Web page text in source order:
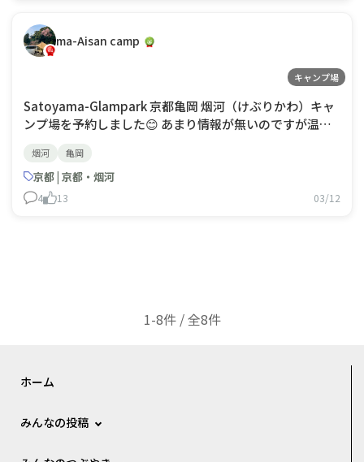
ma-Aisan camp
キャンプ場
Satoyama-Glampark 京都亀岡 烟河（けぶりかわ）キャ
ンプ場を予約しました😊 あまり情報が無いのですが温泉
です💖 とはいえ無料の足湯に炊事場もあって有料の電源
もあり、70㎡で2200円🥰 とてもマイナーらしく、楽天キ
ャンプでしか予約で
烟河 亀岡
京都 | 京都・烟河
4 13 03/12
1-8件 / 全8件
ホーム
みんなの投稿